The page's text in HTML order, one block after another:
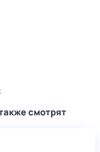
смотрят